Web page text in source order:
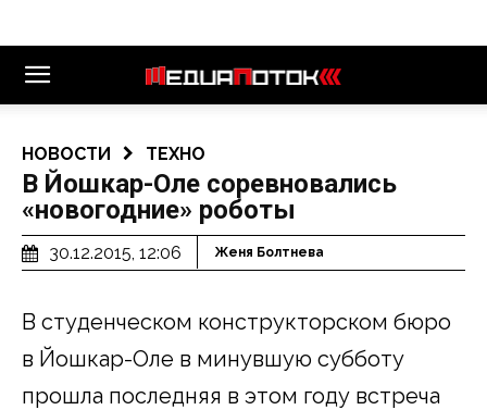
НОВОСТИ ТЕХНО
В Йошкар-Оле соревновались
«новогодние» роботы
30.12.2015, 12:06 Женя Болтнева
В студенческом конструкторском бюро
в Йошкар-Оле в минувшую субботу
прошла последняя в этом году встреча